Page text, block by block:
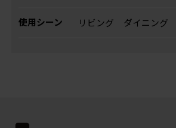
使用シーン リビング ダイニング